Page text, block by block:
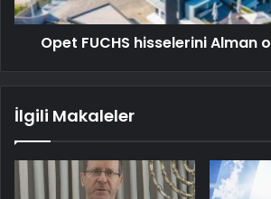
Opet FUCHS hisselerini Alman
İlgili Makaleler